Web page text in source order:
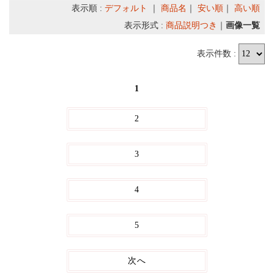
表示順 : デフォルト 商品名 安い順
高い順
表示形式 : 商品説明つき 画像一覧
表示件数 :
1
2
3
4
5
次へ